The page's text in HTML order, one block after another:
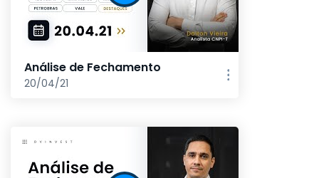
Análise de Fechamento
20/04/21